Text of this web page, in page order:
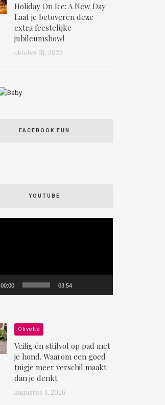
Holiday On Ice: A New Day
Laat je betoveren deze
extra feestelijke
jubileumshow!
oktober 31, 2023
FACEBOOK FUN
YOUTUBE
00:00 03:54
Olivette
Veilig én stijlvol op pad met
je hond. Waarom een goed
tuigje meer verschil maakt
dan je denkt
augustus 4, 2026